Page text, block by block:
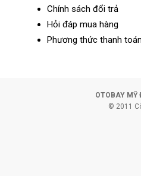
Chính sách đổi trả
Hỏi đáp mua hàng
Phương thức thanh toán
OTOBAY MỸ
© 2011